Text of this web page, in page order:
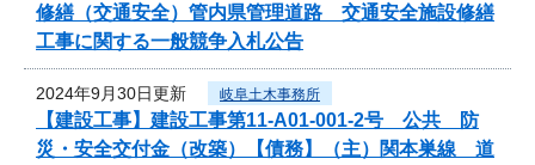
修繕（交通安全）管内県管理道路 交通安全施設修繕
工事に関する一般競争入札公告
2024年9月30日更新 岐阜土木事務所
【建設工事】建設工事第11-A01-001-2号 公共 防
災・安全交付金（改築）【債務】（主）関本巣線 道